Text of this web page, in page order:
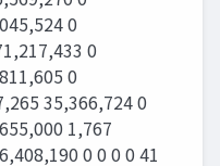
0
0
0
35,366,724 0
1,767
0 0 0 0 41